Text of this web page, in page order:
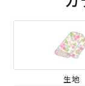
生地